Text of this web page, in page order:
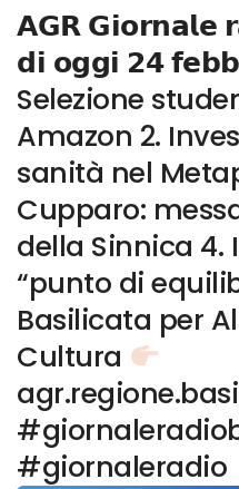
𝗔𝗚𝗥 𝗚𝗶𝗼𝗿𝗻𝗮𝗹𝗲
𝗱𝗶 𝗼𝗴𝗴𝗶 𝟮𝟰
Selezione
Amazon 2.
sanità nel
Cupparo:
della Sinnica
“punto di
Basilicata per
Cultura
#giornaleradio